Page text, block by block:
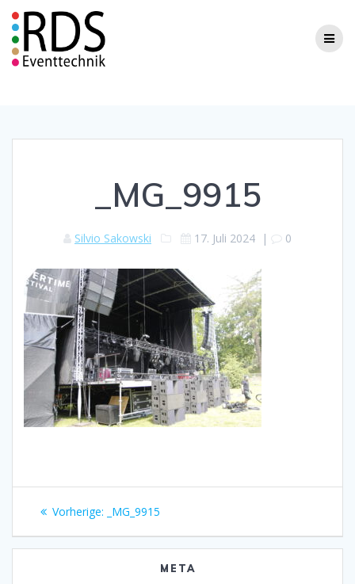
_MG_9915
Silvio Sakowski 17. Juli 2024 | 0
Beitragsnavigation
Vorherige:
Vorheriger
_MG_9915
META